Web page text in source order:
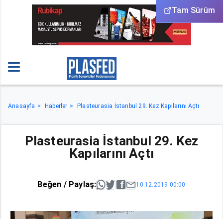
Tam Sürüm
Anasayfa Haberler Plasteurasia İstanbul 29. Kez Kapılarını Açtı
Plasteurasia İstanbul 29. Kez
Kapılarını Açtı
Beğen / Paylaş: 10.12.2019 00:00